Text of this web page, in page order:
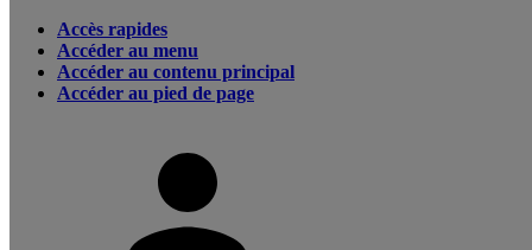
Accès rapides
Accéder au menu
Accéder au contenu principal
Accéder au pied de page